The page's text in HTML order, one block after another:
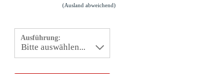
(Ausland abweichend)
Ausführung: